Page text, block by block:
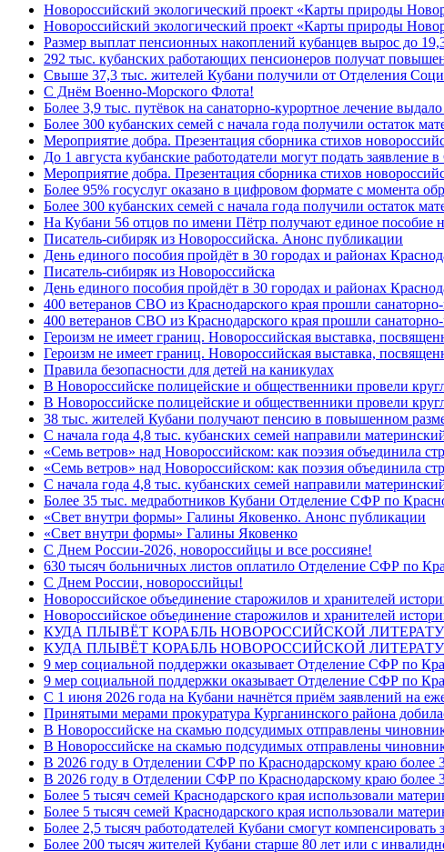
Новороссийский экологический проект «Карты природы
Новороссийский экологический проект «Карты природы
Размер выплат пенсионных накоплений кубанцев вырос до
292 тыс. кубанских работающих пенсионеров получат
Свыше 37,3 тыс. жителей Кубани получили от Отделения
C Днём Военно-Морского Флота!
Более 3,9 тыс. путёвок на санаторно-курортное лечение
Более 300 кубанских семей с начала года получили остаток
Мероприятие добра. Презентация сборника стихов
До 1 августа кубанские работодатели могут подать
Мероприятие добра. Презентация сборника стихов
Более 95% госуслуг оказано в цифровом формате с момента
Более 300 кубанских семей с начала года получили остаток
На Кубани 56 отцов по имени Пётр получают единое пособие
Писатель-сибиряк из Новороссийска. Анонс публикации
День единого пособия пройдёт в 30 городах и районах
Писатель-сибиряк из Новороссийска
День единого пособия пройдёт в 30 городах и районах
400 ветеранов СВО из Краснодарского края прошли
400 ветеранов СВО из Краснодарского края прошли
Героизм не имеет границ. Новороссийская выставка,
Героизм не имеет границ. Новороссийская выставка,
Правила безопасности для детей на каникулах
В Новороссийске полицейские и общественники провели
В Новороссийске полицейские и общественники провели
38 тыс. жителей Кубани получают пенсию в повышенном
С начала года 4,8 тыс. кубанских семей направили
«Семь ветров» над Новороссийском: как поэзия объединила
«Семь ветров» над Новороссийском: как поэзия объединила
С начала года 4,8 тыс. кубанских семей направили
Более 35 тыс. медработников Кубани Отделение СФР по
«Свет внутри формы» Галины Яковенко. Анонс публикации
«Свет внутри формы» Галины Яковенко
C Днем России-2026, новороссийцы и все россияне!
630 тысяч больничных листов оплатило Отделение СФР по
C Днем России, новороссийцы!
Новороссийское объединение старожилов и хранителей
Новороссийское объединение старожилов и хранителей
КУДА ПЛЫВЁТ КОРАБЛЬ НОВОРОССИЙСКОЙ
КУДА ПЛЫВЁТ КОРАБЛЬ НОВОРОССИЙСКОЙ
9 мер социальной поддержки оказывает Отделение СФР по
9 мер социальной поддержки оказывает Отделение СФР по
С 1 июня 2026 года на Кубани начнётся приём заявлений на
Принятыми мерами прокуратура Курганинского района
В Новороссийске на скамью подсудимых отправлены
В Новороссийске на скамью подсудимых отправлены
В 2026 году в Отделении СФР по Краснодарскому краю
В 2026 году в Отделении СФР по Краснодарскому краю
Более 5 тысяч семей Краснодарского края использовали
Более 5 тысяч семей Краснодарского края использовали
Более 2,5 тысяч работодателей Кубани смогут
Более 200 тысяч жителей Кубани старше 80 лет или с